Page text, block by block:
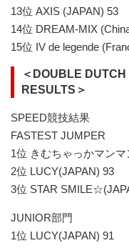
13位 AXIS (JAPAN) 53
14位 DREAM-MIX
15位 IV de legende
＜DOUBLE
RESULTS＞
SPEED競技結果
FASTEST JUMPER
1位 きむちゃっかマン
2位 LUCY(JAPAN) 93
3位 STAR
JUNIOR部門
1位 LUCY(JAPAN) 91